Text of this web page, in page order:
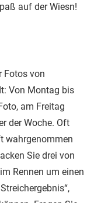
auf der Wiesn!
Fotos von
Von Montag bis
am Freitag
der Woche. Oft
wahrgenommen
Sie drei von
Rennen um einen